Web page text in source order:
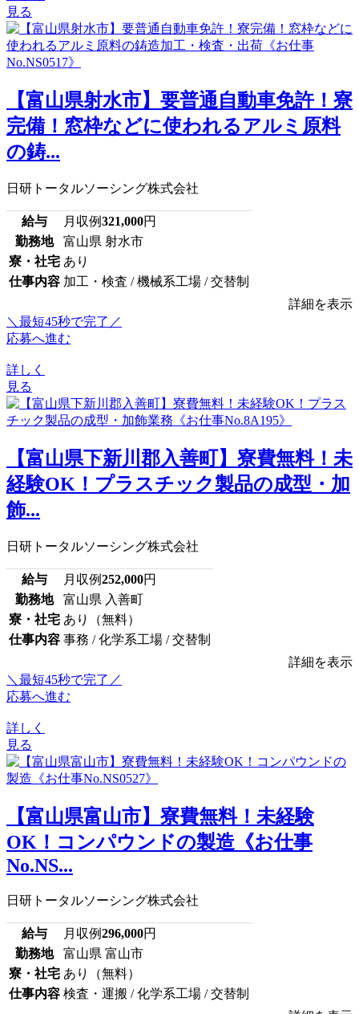
見る
【富山県射水市】要普通自動車免許！寮
完備！窓枠などに使われるアルミ原料
の鋳...
日研トータルソーシング株式会社
給与 月収例321,000円
勤務地
富山県 射水市
寮・社宅 あり
仕事内容 加工・検査 / 機械系工場 / 交替制
詳細を表示
＼最短45秒で完了／
応募へ進む
詳しく
見る
【富山県下新川郡入善町】寮費無料！未
経験OK！プラスチック製品の成型・加
飾...
日研トータルソーシング株式会社
給与 月収例252,000円
勤務地
富山県 入善町
寮・社宅 あり（無料）
仕事内容 事務 / 化学系工場 / 交替制
詳細を表示
＼最短45秒で完了／
応募へ進む
詳しく
見る
【富山県富山市】寮費無料！未経験
OK！コンパウンドの製造《お仕事
No.NS...
日研トータルソーシング株式会社
給与 月収例296,000円
勤務地
富山県 富山市
寮・社宅 あり（無料）
仕事内容 検査・運搬 / 化学系工場 / 交替制